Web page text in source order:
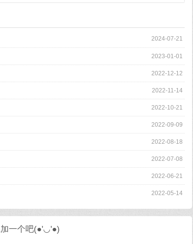
2024-07-21
2023-01-01
2022-12-12
2022-11-14
2022-10-21
2022-09-09
2022-08-18
2022-07-08
2022-06-21
2022-05-14
一个吧(●'◡'●)